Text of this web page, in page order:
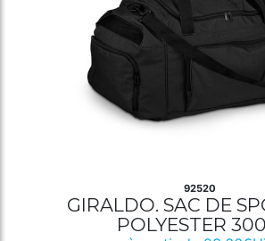
92520
GIRALDO. SAC DE
POLYESTER